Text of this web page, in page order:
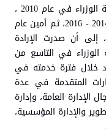
تقلد داوود وظيفة مساعد أمين عام رئاسة الوزراء في عام 2010 ،
وأمين سر مجلس الوزراء في الفترة من 2014 - 2016، ثم أمين عام
مجلس الوزراء في الفترة 2016 -2018 ، إلى أن صدرت الإرادة
الوزراء في التاسع من
داوود خلال فترة خدمته في
المتقدمة في عدة
العامة، وإدارة
والإدارة المؤسسية،